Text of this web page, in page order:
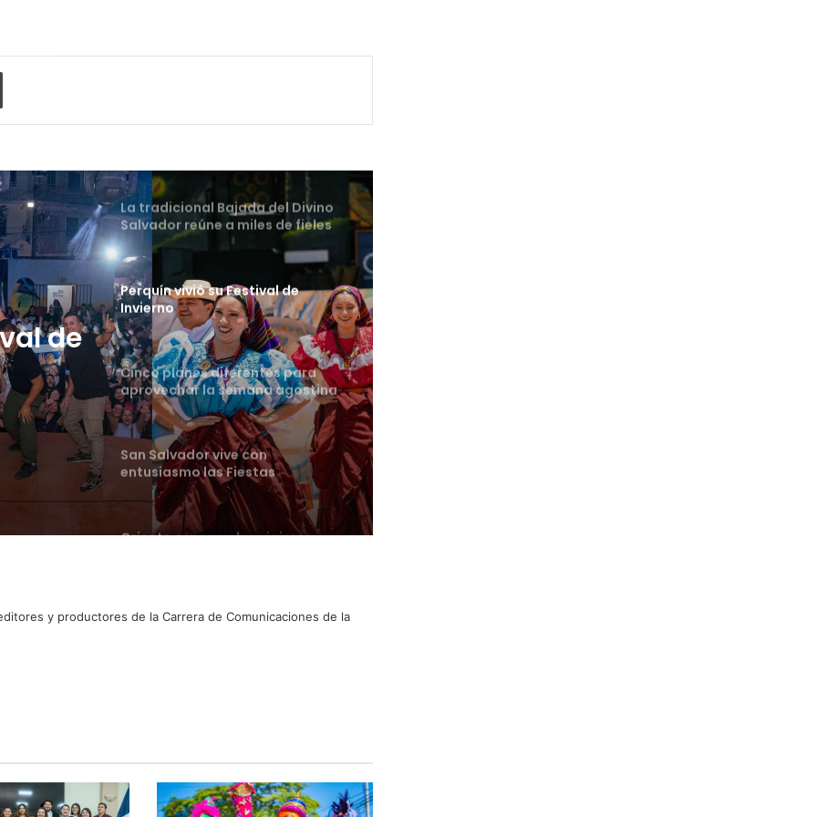
Imprimir
de
profesionales del futuro
La tradicional Bajada del Divino
Perquín vivió su Festival de
Invierno
Cinco planes diferentes para
aprovechar la semana agostina
San Salvador vive con
entusiasmo las Fiestas
Agostinas
Oriente espera a los viajeros
estas vacaciones agostinas
Suben los precios de los
Peregrinación Camino de San
Licenciatura en Turismo de la
UNIVO forma profesionales con
y productores de la Carrera de Comunicaciones de la